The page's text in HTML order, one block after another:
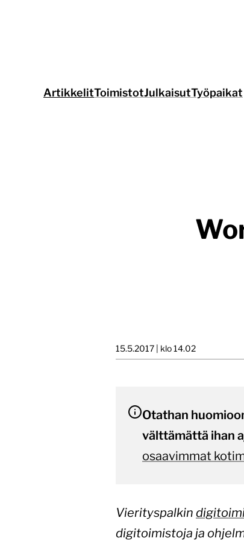
ArtikkelitToimistotJulkaisutTyöpaikat
15.5.2017 | klo 14.02
Otathan
välttämättä ihan
osaavimmat
Vierityspalkin
digitoimistoja ja